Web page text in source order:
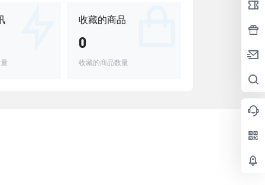
收藏的商品
0
收藏的商品数量